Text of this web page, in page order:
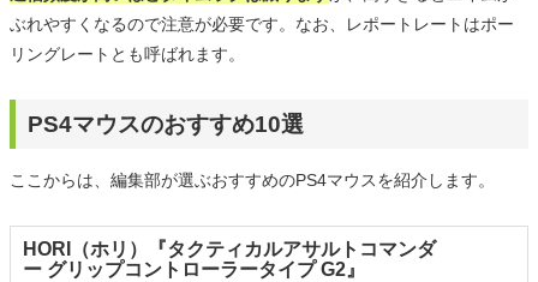
ぶれやすくなるので注意が必要です。なお、レポートレートはポー
リングレートとも呼ばれます。
PS4マウスのおすすめ10選
ここからは、編集部が選ぶおすすめのPS4マウスを紹介します。
HORI（ホリ）『タクティカルアサルトコマンダ
ー グリップコントローラータイプ G2』